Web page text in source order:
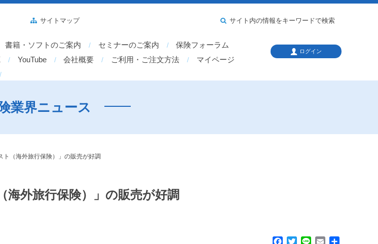
書籍・ソフトのご案内 セミナーのご案内
保険フォーラム
YouTube 会社概要 ご利用・ご注文方法
マイページ
サイトマップ サイト内の情報をキーワードで検索
ログイン
業界ニュース
（海外旅行保険）」の販売が好調
海外旅行保険）」の販売が好調